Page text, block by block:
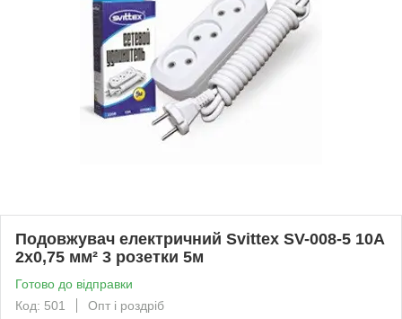
Подовжувач електричний Svittex SV-008-5 10A
2х0,75 мм² 3 розетки 5м
Готово до відправки
Код: 501
Опт і роздріб